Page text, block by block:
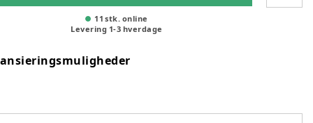
11 stk. online
Levering 1-3 hverdage